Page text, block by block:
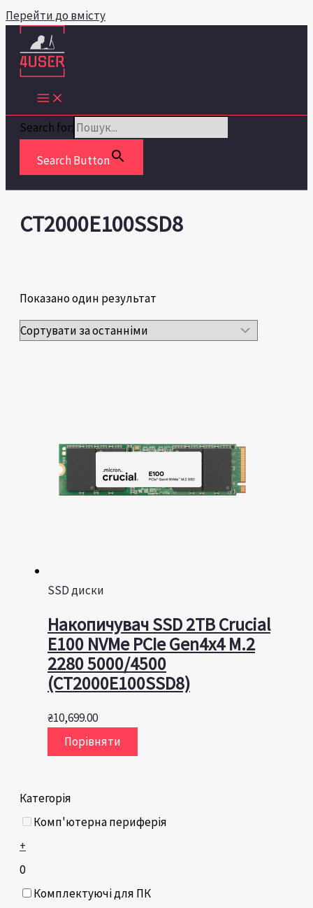
Перейти до вмісту
Search for:
Search Button
Категорія
Комп'ютерна периферія
+
0
Комплектуючі для ПК
CT2000E100SSD8
Показано один результат
SSD диски
Накопичувач SSD 2TB Crucial
E100 NVMe PCIe Gen4x4 M.2
2280 5000/4500
(CT2000E100SSD8)
₴10,699.00
Порівняти